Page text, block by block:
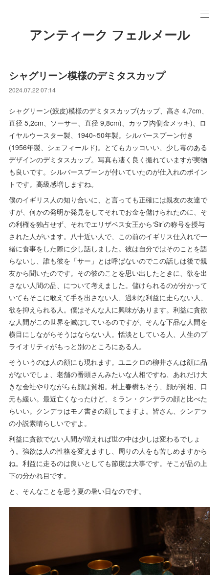
アンティーク フェルメール
シャグリーン模様のデミタスカップ
2024.07.22 07:14
シャグリーン(鮫皮)模様のデミタスカップ(カップ、高さ 4,7cm、
直径 5,2cm、ソーサー、直径 9,8cm)、カップ内側金メッキ)、ロ
イヤルウースター製、1940~50年製。シルバースプーン付き
(1956年製、シェフィールド)。とてもカッコいい、少し毒のある
デザインのデミタスカップ。写真も凄く良く撮れていますが実物
も良いです。シルバースプーンが付いていたのが仕入れのポイン
トです。高級感増しますね。
僕のイギリス人の知り合いに、と言っても正確には親友の友達で
すが、何かの発明か発見をしてそれでお金を儲けられたのに、そ
の利権を独占せず、それでエリザベス女王から‘Sir’の称号を授与
された人がいます。八十近い人で、この前のイギリス仕入れで一
緒に食事をした際に少し話しました。彼は自分ではそのことを語
らないし、誰も彼を「サー」とは呼ばないのでこの話しは後で親
友から聞いたのです。その彼のことを思い出したときに、欲を出
さない人間の品、について考えました。儲けられるのが分かって
いてもそこに敢えて手を出さない人、過剰な利益に走らない人、
欲を抑えられる人。僕はそんな人に興味があります。利益に貪欲
な人間がこの世界を滅ぼしているのですが、そんな下品な人間を
横目にしながらそうはならない人。恬淡としている人、人生のプ
ライオリティがもっと別のところにある人。
そういうのは人の顔にも現れます。ユニクロの柳井さんは顔に品
がないでしょ、老舗の番頭さんみたいな人相ですね、あれだけ大
きな会社やりながらも顔は貧相。村上春樹もそう、顔が貧相、口
元も緩い。最近亡くなったけど、ミラン・クンデラの顔と比べた
らいい。クンデラはモノ書きの顔してますよ。皆さん、クンデラ
の小説素晴らしいですよ。
利益に貪欲でない人間が増えれば世の中は少しは変わるでしょ
う。強欲は人の性格を変えますし、周りの人をも苦しめますから
ね。利益に走るのは良いとしても節度は大事です。そこが品の上
下の分かれ目です。
と、そんなことを思う夏の暑い日なのです。